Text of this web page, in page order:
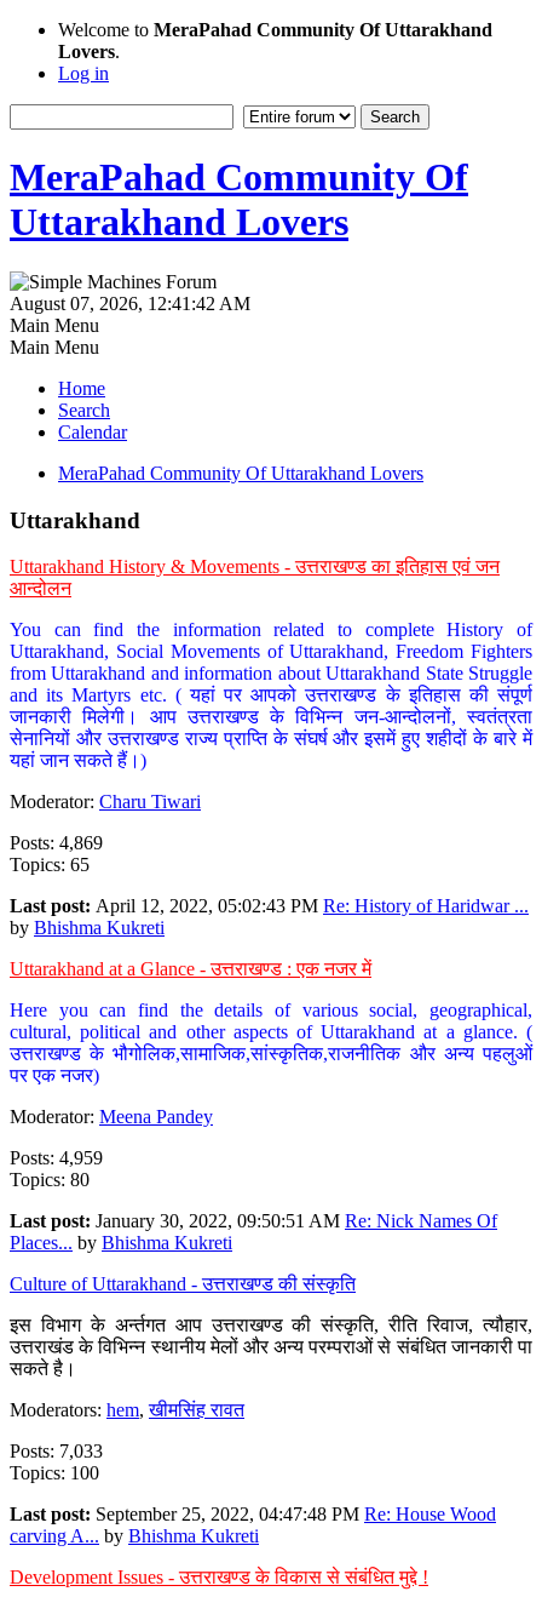
Welcome to MeraPahad Community Of Uttarakhand
Lovers.
Log in
MeraPahad Community Of
Uttarakhand Lovers
August 07, 2026, 12:41:42 AM
Main Menu
Main Menu
Home
Search
Calendar
MeraPahad Community Of Uttarakhand Lovers
Uttarakhand
Uttarakhand History & Movements - उत्तराखण्ड का इतिहास एवं जन
आन्दोलन
You can find the information related to complete History of
Uttarakhand, Social Movements of Uttarakhand, Freedom Fighters
from Uttarakhand and information about Uttarakhand State Struggle
and its Martyrs etc. ( यहां पर आपको उत्तराखण्ड के इतिहास की संपूर्ण
जानकारी मिलेगी। आप उत्तराखण्ड के विभिन्न जन-आन्दोलनों, स्वतंत्रता
सेनानियों और उत्तराखण्ड राज्य प्राप्ति के संघर्ष और इसमें हुए शहीदों के बारे में
यहां जान सकते हैं।)
Moderator: Charu Tiwari
Posts: 4,869
Topics: 65
Last post: April 12, 2022, 05:02:43 PM Re: History of Haridwar ...
by Bhishma Kukreti
Uttarakhand at a Glance - उत्तराखण्ड : एक नजर में
Here you can find the details of various social, geographical,
cultural, political and other aspects of Uttarakhand at a glance. (
उत्तराखण्ड के भौगोलिक,सामाजिक,सांस्कृतिक,राजनीतिक और अन्य पहलुओं
पर एक नजर)
Moderator: Meena Pandey
Posts: 4,959
Topics: 80
Last post: January 30, 2022, 09:50:51 AM Re: Nick Names Of
Places... by Bhishma Kukreti
Culture of Uttarakhand - उत्तराखण्ड की संस्कृति
इस विभाग के अर्न्तगत आप उत्तराखण्ड की संस्कृति, रीति रिवाज, त्यौहार,
उत्तराखंड के विभिन्न स्थानीय मेलों और अन्य परम्पराओं से संबंधित जानकारी पा
सकते है।
Moderators: hem,खीमसिंह रावत
Posts: 7,033
Topics: 100
Last post: September 25, 2022, 04:47:48 PM Re: House Wood
carving A... by Bhishma Kukreti
Development Issues - उत्तराखण्ड के विकास से संबंधित मुद्दे !